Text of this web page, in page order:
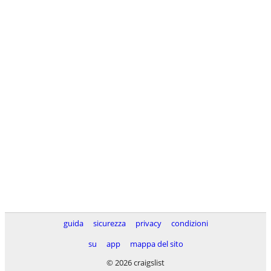
guida sicurezza privacy
condizioni
su
app
mappa del sito
© 2026 craigslist